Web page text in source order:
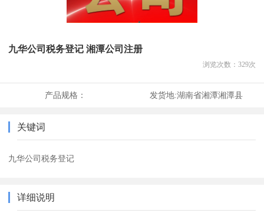
九华公司税务登记 湘潭公司注册
浏览次数： 329次
产品规格： 发货地:湖南省湘潭湘潭县
关键词
九华公司税务登记
详细说明